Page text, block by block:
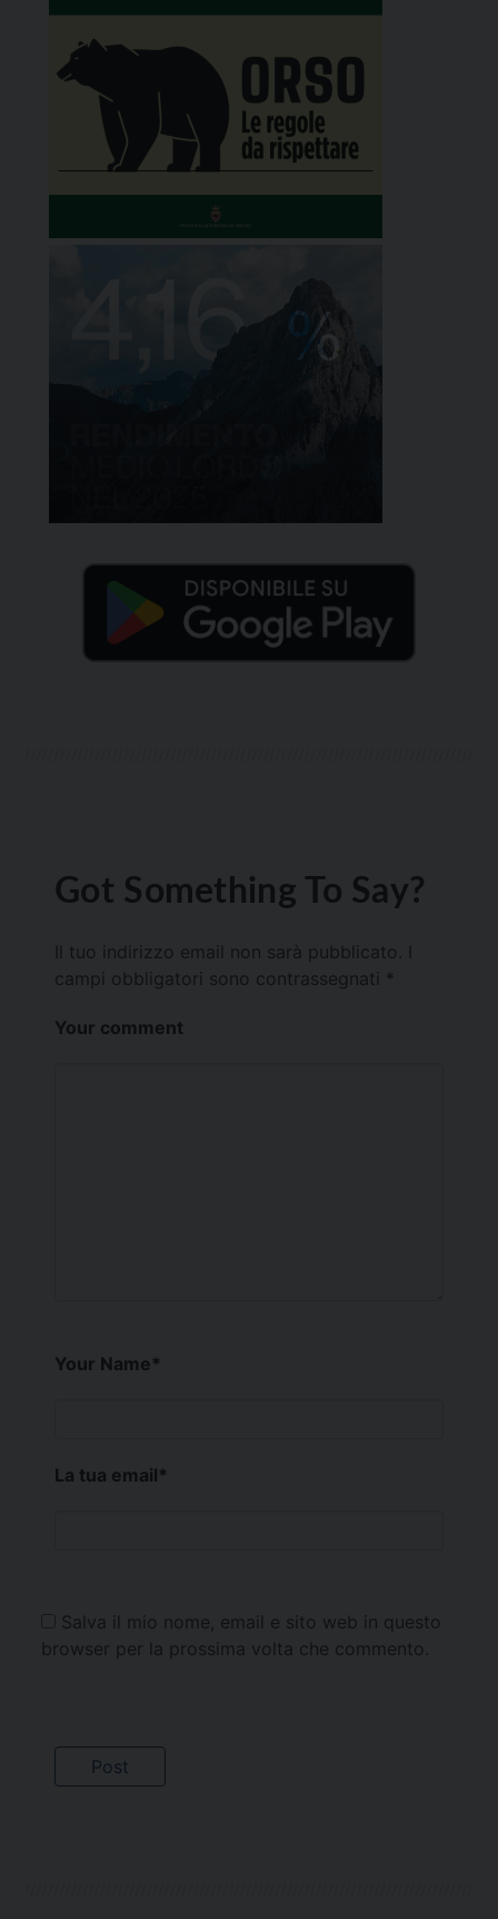
Got Something To Say?
Il tuo indirizzo email non sarà pubblicato.
campi obbligatori sono contrassegnati *
Your comment
Your Name*
La tua email*
Salva il mio nome, email e sito web in questo
browser per la prossima volta che commento.